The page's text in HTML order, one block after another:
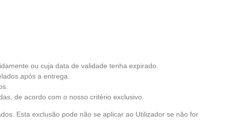
ou cuja data de validade tenha expirado.
após a entrega.
de acordo com o nosso critério exclusivo.
Esta exclusão pode não se aplicar ao Utilizador se não for